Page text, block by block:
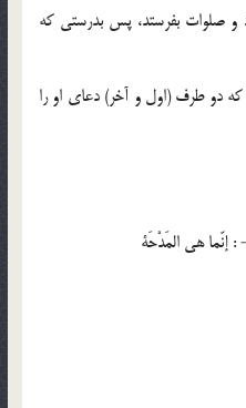
و صلوات بفرستد، پس بدرستي كه
دو طرف (اول و آخر) دعاي او را